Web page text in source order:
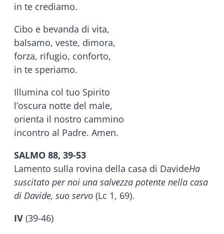
in te crediamo.
Cibo e bevanda di vita,
balsamo, veste, dimora,
forza, rifugio, conforto,
in te speriamo.
Illumina col tuo Spirito
l’oscura notte del male,
orienta il nostro cammino
incontro al Padre. Amen.
SALMO 88, 39-53
Lamento sulla rovina della casa di DavideHa
suscitato per noi una salvezza potente nella casa
di Davide, suo servo (Lc 1, 69).
IV (39-46)